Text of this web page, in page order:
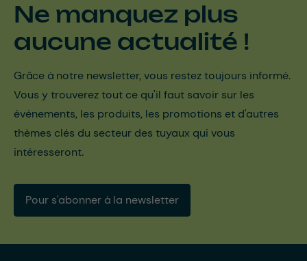
Ne manquez plus
aucune actualité !
Grâce à notre newsletter, vous restez toujours informé.
Vous y trouverez tout ce qu'il faut savoir sur les
événements, les produits, les promotions et d'autres
thèmes clés du secteur des tuyaux qui vous
intéresseront.
Pour s'abonner à la newsletter